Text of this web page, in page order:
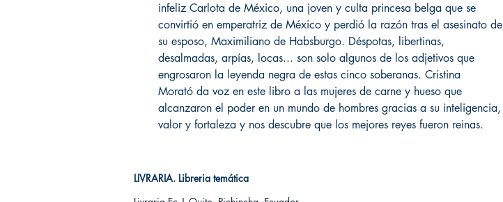
infeliz Carlota de México, una joven y culta princesa belga que se
convirtió en emperatriz de México y perdió la razón tras el asesinato de
su esposo, Maximiliano de Habsburgo. Déspotas, libertinas,
desalmadas, arpías, locas... son solo algunos de los adjetivos que
engrosaron la leyenda negra de estas cinco soberanas. Cristina
Morató da voz en este libro a las mujeres de carne y hueso que
alcanzaron el poder en un mundo de hombres gracias a su inteligencia,
valor y fortaleza y nos descubre que los mejores reyes fueron reinas.
LIVRARIA. Libreria temática